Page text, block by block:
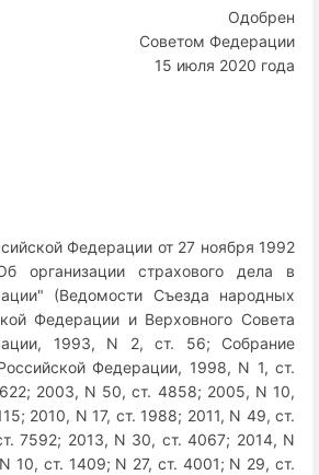
Одобрен
Советом Федерации
15 июля 2020 года
Федерации от 27 ноября 1992
организации страхового дела в
(Ведомости Съезда народных
Федерации и Верховного Совета
1993, N 2, ст. 56; Собрание
Федерации, 1998, N 1, ст.
2003, N 50, ст. 4858; 2005, N 10,
2010, N 17, ст. 1988; 2011, N 49, ст.
7592; 2013, N 30, ст. 4067; 2014, N
10, ст. 1409; N 27, ст. 4001; N 29, ст.